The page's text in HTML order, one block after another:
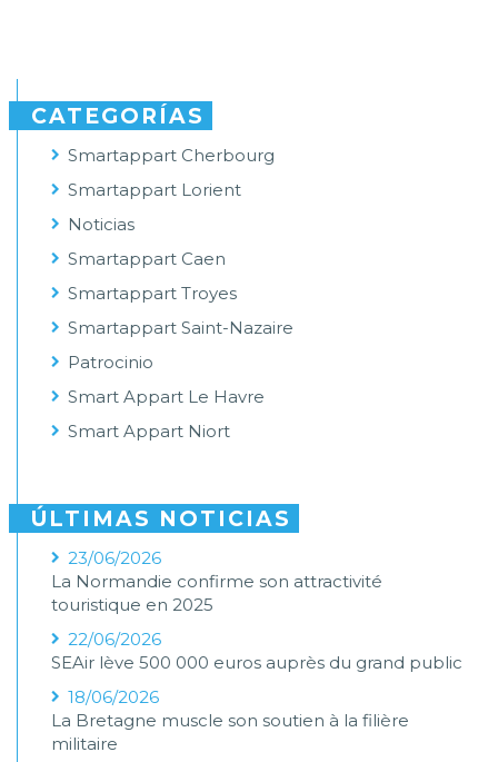
CATEGORÍAS
Smartappart Cherbourg
Smartappart Lorient
Noticias
Smartappart Caen
Smartappart Troyes
Smartappart Saint-Nazaire
Patrocinio
Smart Appart Le Havre
Smart Appart Niort
ÚLTIMAS NOTICIAS
23/06/2026
La Normandie confirme son attractivité
touristique en 2025
22/06/2026
SEAir lève 500 000 euros auprès du grand public
18/06/2026
La Bretagne muscle son soutien à la filière
militaire